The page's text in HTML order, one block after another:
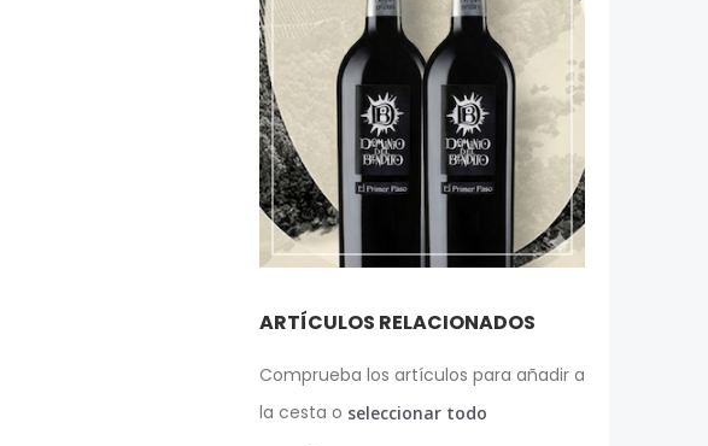
ARTÍCULOS RELACIONADOS
Comprueba los artículos para añadir a
la cesta o seleccionar todo